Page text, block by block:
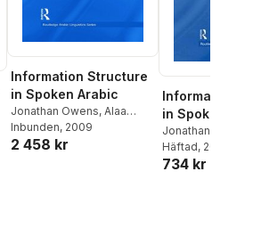
Information Structure
in Spoken Arabic
Jonathan Owens, Alaa
Elgibali
Inbunden, 2009
2 458 kr
Information
in Spoken
Jonathan Owens
Elgibali
Häftad, 2013
734 kr